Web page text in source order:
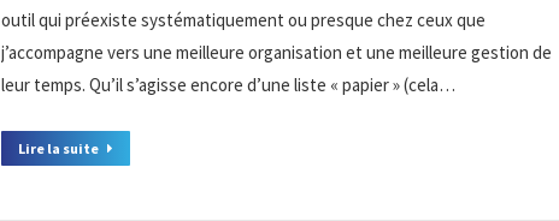
outil qui préexiste systématiquement ou presque chez ceux que
j’accompagne vers une meilleure organisation et une meilleure gestion de
leur temps. Qu’il s’agisse encore d’une liste « papier » (cela…
Lire la suite